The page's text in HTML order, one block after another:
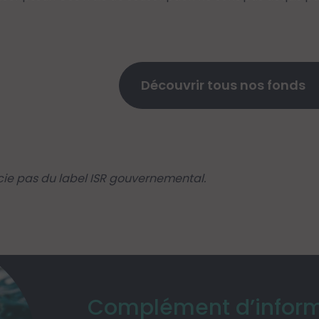
Découvrir tous nos fonds
pas du label ISR gouvernemental.
Complément